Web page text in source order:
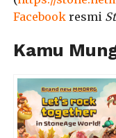
Facebookresmi
Kamu